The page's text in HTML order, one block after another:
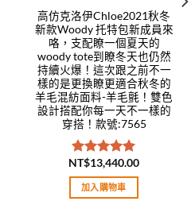
高仿克洛伊Chloe2021秋冬
新款Woody 托特包新成員來
咯，支配瞭一個夏天的
woody tote到瞭冬天也仍然
持續火爆！這次跟之前不一
樣的是更換瞭更適合秋冬的
羊毛混紡面料-羊毛氈！雙色
設計搭配你每一天不一樣的
穿搭！款號:7565
評分5.00
滿分 5
NT$13,440.00
加入購物車